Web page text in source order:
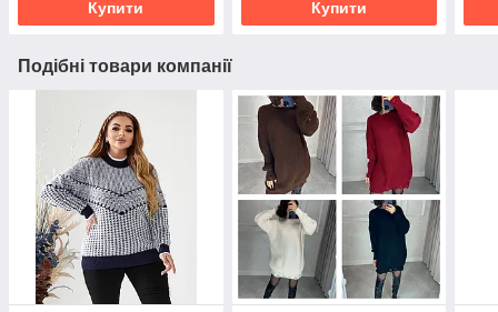
Купити Купити
Подібні товари компанії